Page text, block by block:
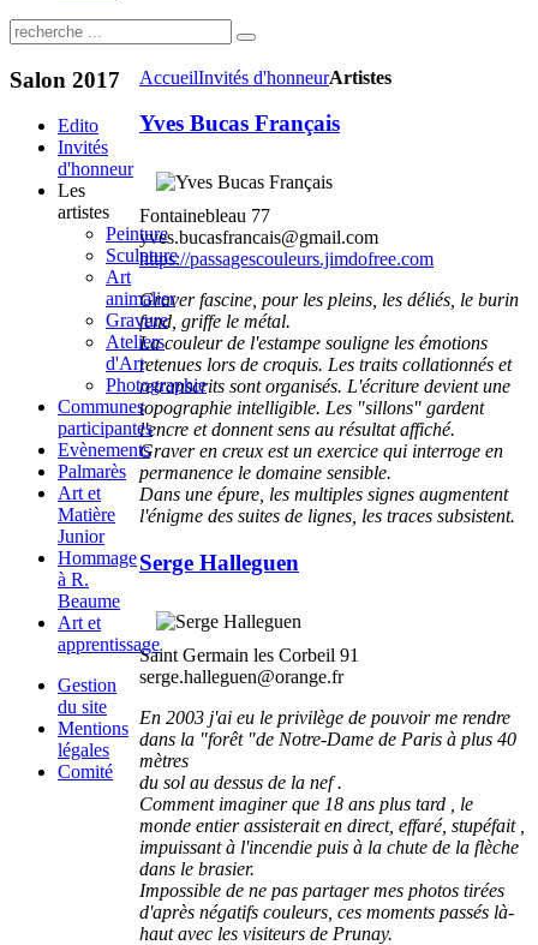
AccueilInvités d'honneurArtistes
Yves Bucas Français
Fontainebleau 77
yves.bucasfrancais@gmail.com
https://passagescouleurs.jimdofree.com
Graver fascine, pour les pleins, les déliés, le burin
fend, griffe le métal.
La couleur de l'estampe souligne les émotions
retenues lors de croquis. Les traits collationnés et
retranscrits sont organisés. L'écriture devient une
topographie intelligible. Les "sillons" gardent
l'encre et donnent sens au résultat affiché.
Graver en creux est un exercice qui interroge en
permanence le domaine sensible.
Dans une épure, les multiples signes augmentent
l'énigme des suites de lignes, les traces subsistent.
Serge Halleguen
Saint Germain les Corbeil 91
serge.halleguen@orange.fr
En 2003 j'ai eu le privilège de pouvoir me rendre
dans la "forêt "de Notre-Dame de Paris à plus 40
mètres
du sol au dessus de la nef .
Comment imaginer que 18 ans plus tard , le
monde entier assisterait en direct, effaré, stupéfait ,
impuissant à l'incendie puis à la chute de la flèche
dans le brasier.
Impossible de ne pas partager mes photos tirées
d'après négatifs couleurs, ces moments passés là-
haut avec les visiteurs de Prunay.
Salon 2017
Edito
Invités
d'honneur
Les
artistes
Peinture
Sculpture
Art
animalier
Gravure
Ateliers
d'Art
Photographie
Communes
participantes
Evènements
Palmarès
Art et
Matière
Junior
Hommage
à R.
Beaume
Art et
apprentissage
Gestion
du site
Mentions
légales
Comité